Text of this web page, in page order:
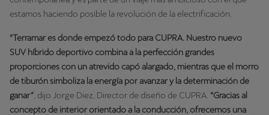
estamos haciendo posible la revolución de la electrificación.
“Terramar es donde empezó todo para CUPRA. Nuestro nuevo
SUV híbrido deportivo combina a la perfección grandes
proporciones con un atrevido capó alargado, mientras que el morro
de tiburón simboliza la energía por avanzar y la determinación de
ganar” , dijo Jorge Diez, Director de diseño de CUPRA. “Gracias al
concepto de interior orientado a la conducción, ofrecemos una